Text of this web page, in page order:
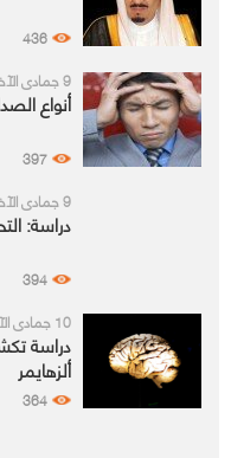
436
9 جمادى الآخر 1442 هـ - 22 يناير 2021 م
أنواع
397
9 جمادى الآخر 1442 هـ - 22 يناير 2021 م
دراسة:
394
10 جمادى الآخر 1442 هـ - 23 يناير 2021 م
دراسة
ألزهايمر
364